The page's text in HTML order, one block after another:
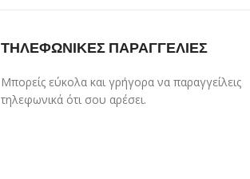
ΤΗΛΕΦΩΝΙΚΕΣ ΠΑΡΑΓΓΕΛΙΕΣ
Μπορείς εύκολα και γρήγορα να παραγγείλεις
τηλεφωνικά ότι σου αρέσει.